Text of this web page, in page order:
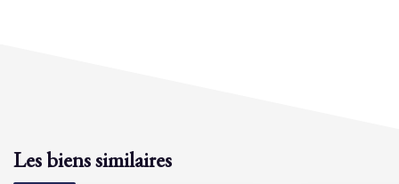
Les biens similaires